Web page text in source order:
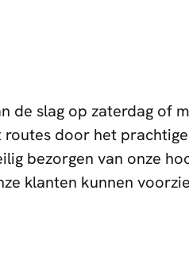
de slag op zaterdag of
door het
bezorgen van onze
klanten kunnen